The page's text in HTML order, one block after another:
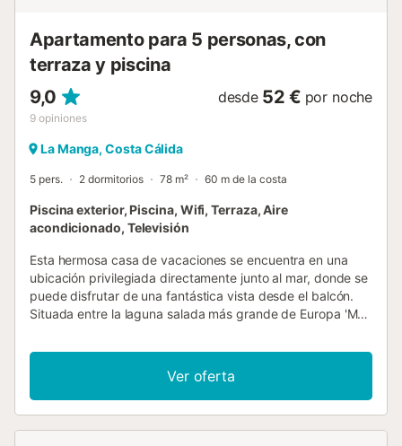
Apartamento para 5 personas, con
terraza y piscina
9,0
9 opiniones
desde 52 € por noche
La Manga, Costa Cálida
5 pers. 2 dormitorios 78 m² 60 m de la costa
Piscina exterior, Piscina, Wifi, Terraza, Aire
acondicionado, Televisión
Esta hermosa casa de vacaciones se encuentra en una
ubicación privilegiada directamente junto al mar, donde se
puede disfrutar de una fantástica vista desde el balcón.
Situada entre la laguna salada más grande de Europa 'Mar
beneficios de dos mares a la vez. Este mágico lugar ofrece
una amplia gama de instalaciones y actividades turísticas
como buceo, golf, equitación, senderismo, compras,
cultura y mucho más. Las excursiones en velero desde el
Ver oferta